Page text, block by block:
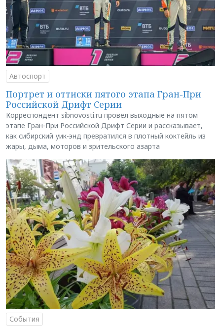
Автоспорт
Портрет и оттиски пятого этапа Гран-При
Российской Дрифт Серии
Корреспондент sibnovosti.ru провёл выходные на пятом
этапе Гран-При Российской Дрифт Серии и рассказывает,
как сибирский уик-энд превратился в плотный коктейль из
жары, дыма, моторов и зрительского азарта
События